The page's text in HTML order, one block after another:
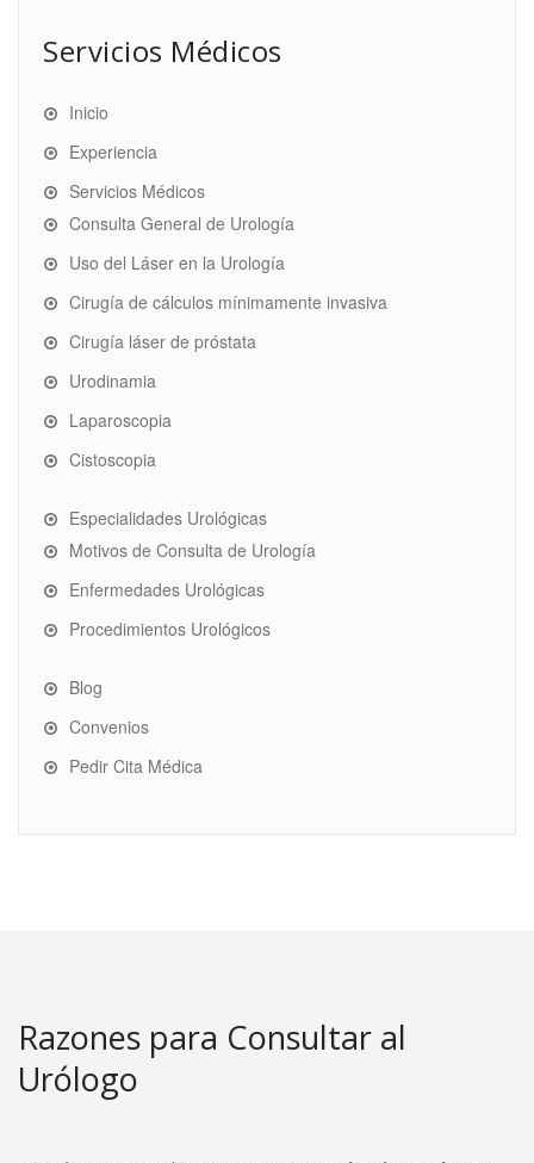
Servicios Médicos
Inicio
Experiencia
Servicios Médicos
Consulta General de Urología
Uso del Láser en la Urología
Cirugía de cálculos mínimamente invasiva
Cirugía láser de próstata
Urodinamia
Laparoscopia
Cistoscopia
Especialidades Urológicas
Motivos de Consulta de Urología
Enfermedades Urológicas
Procedimientos Urológicos
Blog
Convenios
Pedir Cita Médica
Razones para Consultar al
Urólogo